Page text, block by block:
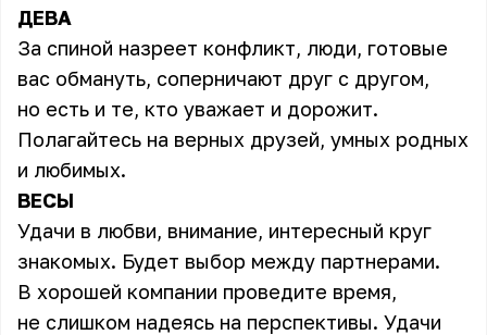
ДЕВА
За спиной назреет конфликт, люди, готовые
вас обмануть, соперничают друг с другом,
но есть и те, кто уважает и дорожит.
Полагайтесь на верных друзей, умных родных
и любимых.
ВЕСЫ
Удачи в любви, внимание, интересный круг
знакомых. Будет выбор между партнерами.
В хорошей компании проведите время,
не слишком надеясь на перспективы. Удачи